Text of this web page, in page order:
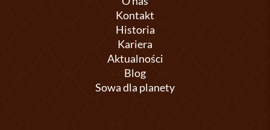
Kontakt
Historia
Kariera
Aktualności
Blog
Sowa dla planety